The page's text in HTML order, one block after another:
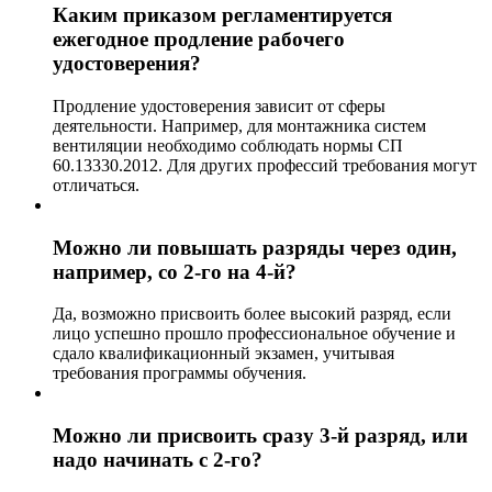
Каким приказом регламентируется
ежегодное продление рабочего
удостоверения?
Продление удостоверения зависит от сферы
деятельности. Например, для монтажника систем
вентиляции необходимо соблюдать нормы СП
60.13330.2012. Для других профессий требования могут
отличаться.
Можно ли повышать разряды через один,
например, со 2-го на 4-й?
Да, возможно присвоить более высокий разряд, если
лицо успешно прошло профессиональное обучение и
сдало квалификационный экзамен, учитывая
требования программы обучения.
Можно ли присвоить сразу 3-й разряд, или
надо начинать с 2-го?